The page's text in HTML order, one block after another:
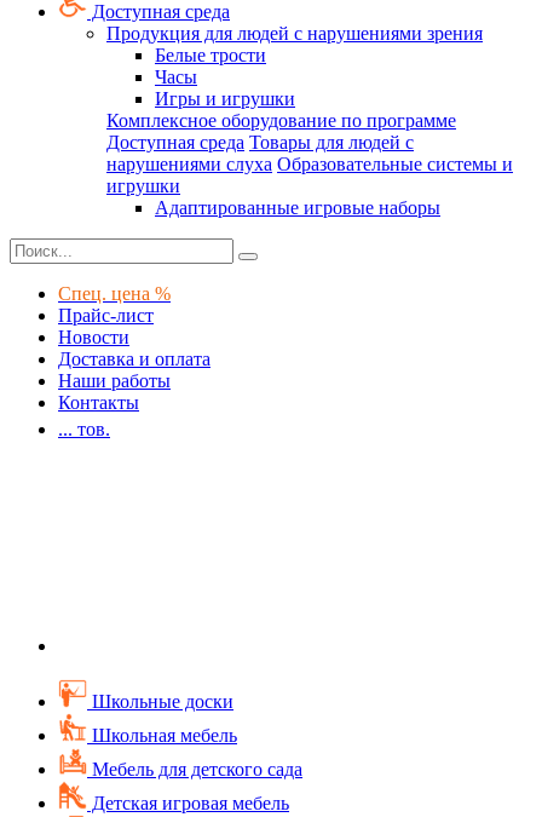
Доступная среда
Продукция для людей с нарушениями зрения
Белые трости
Часы
Игры и игрушки
Комплексное оборудование по программе
Доступная среда Товары для людей с
нарушениями слуха Образовательные системы и
игрушки
Адаптированные игровые наборы
Спец. цена %
Прайс-лист
Новости
Доставка и оплата
Наши работы
Контакты
... тов.
Школьные доски
Школьная мебель
Мебель для детского сада
Детская игровая мебель